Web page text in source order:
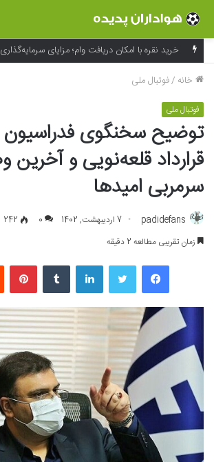
خرید نقره با امکان دریافت وام؛ مزایای
خانه /فوتبال ملی
فوتبال ملی
توضیح سخنگوی فدراسیون
قرارداد قلعه‌نویی و
سرمربی امیدها
padidefans 7 اردیبهشت, 1402 0
242
زمان تقریبی مطالعه 2 دقیقه
فیسبوک لینکداین پینتریست